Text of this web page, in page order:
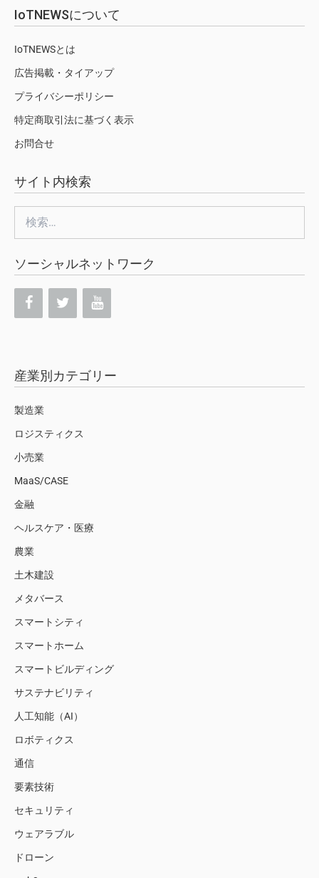
IoTNEWSについて
IoTNEWSとは
広告掲載・タイアップ
プライバシーポリシー
特定商取引法に基づく表示
お問合せ
サイト内検索
索:
ソーシャルネットワーク
産業別カテゴリー
製造業
ロジスティクス
小売業
MaaS/CASE
金融
ヘルスケア・医療
農業
土木建設
メタバース
スマートシティ
スマートホーム
スマートビルディング
サステナビリティ
人工知能（AI）
ロボティクス
通信
要素技術
セキュリティ
ウェアラブル
ドローン